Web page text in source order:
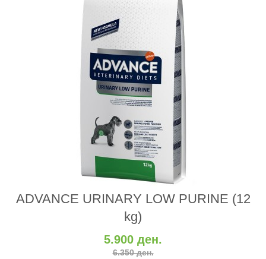
ADVANCE URINARY LOW PURINE (12
kg)
5.900 ден.
6.350 ден.